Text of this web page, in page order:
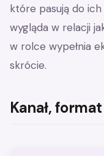
które pasują do
wygląda w relacji
w rolce wypełnia
skrócie.
Kanał,